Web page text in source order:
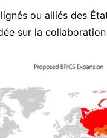
ou alliés des
sur la